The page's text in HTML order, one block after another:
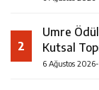
2
Umre
Kutsal
6 Ağustos 2026-